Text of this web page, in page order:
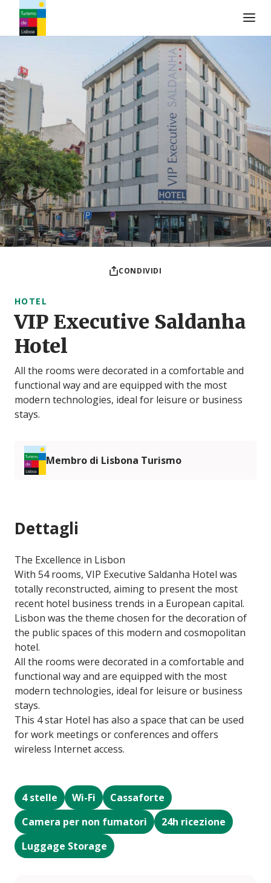
Logo di Turismo de Lisboa
CONDIVIDI
HOTEL
VIP Executive Saldanha
Hotel
All the rooms were decorated in a comfortable and
functional way and are equipped with the most
modern technologies, ideal for leisure or business
stays.
Membro di Lisbona Turismo
Dettagli
The Excellence in Lisbon
With 54 rooms, VIP Executive Saldanha Hotel was
totally reconstructed, aiming to present the most
recent hotel business trends in a European capital.
Lisbon was the theme chosen for the decoration of
the public spaces of this modern and cosmopolitan
hotel.
All the rooms were decorated in a comfortable and
functional way and are equipped with the most
modern technologies, ideal for leisure or business
stays.
This 4 star Hotel has also a space that can be used
for work meetings or conferences and offers
wireless Internet access.
4 stelle Wi-Fi
Cassaforte
Camera per non fumatori
24h ricezione
Luggage Storage